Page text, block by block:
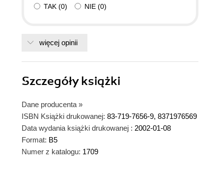
TAK (0) NIE (0)
więcej opinii
Szczegółyksiążki
Dane producenta »
ISBN Książki drukowanej: 83-719-7656-9, 8371976569
Data wydania książki drukowanej : 2002-01-08
Format: B5
Numer z katalogu: 1709